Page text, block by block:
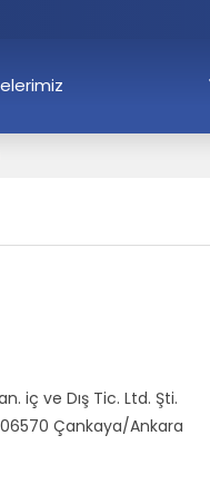
iç ve Dış Tic. Ltd. Şti.
06570 Çankaya/Ankara